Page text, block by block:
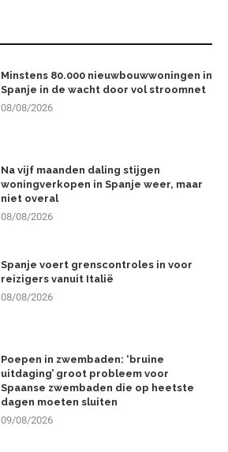
Minstens 80.000 nieuwbouwwoningen in
Spanje in de wacht door vol stroomnet
08/08/2026
Na vijf maanden daling stijgen
woningverkopen in Spanje weer, maar
niet overal
08/08/2026
Spanje voert grenscontroles in voor
reizigers vanuit Italië
08/08/2026
Poepen in zwembaden: ‘bruine
uitdaging’ groot probleem voor
Spaanse zwembaden die op heetste
dagen moeten sluiten
09/08/2026